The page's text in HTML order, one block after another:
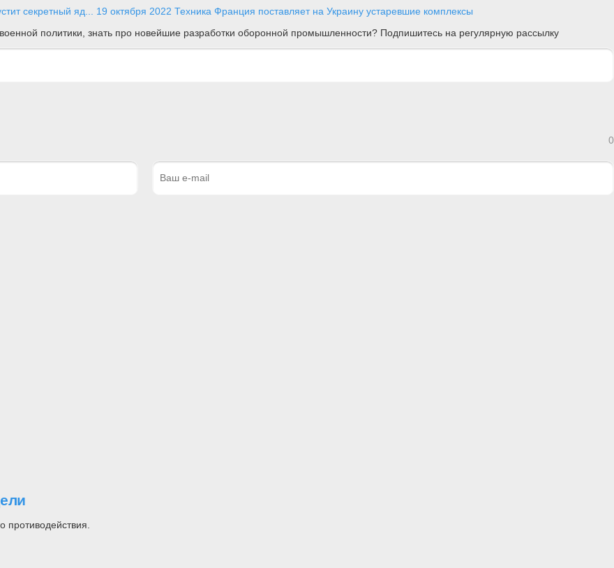
секретный яд... 19 октября 2022 Техника Франция поставляет на Украину устаревшие комплексы
политики, знать про новейшие разработки оборонной промышленности? Подпишитесь на регулярную рассылку
0
противодействия.